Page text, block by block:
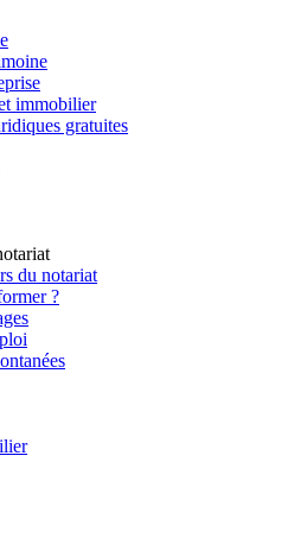
immobilier
gratuites
du notariat
?